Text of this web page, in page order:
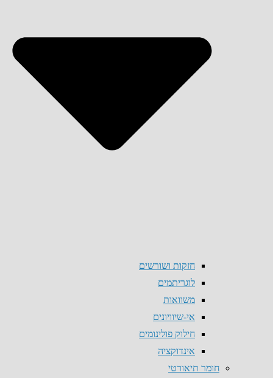
חזקות ושורשים
לוגריתמים
משוואות
אי-שיוויונים
חילוק פולינומים
אינדוקציה
חומר תיאורטי